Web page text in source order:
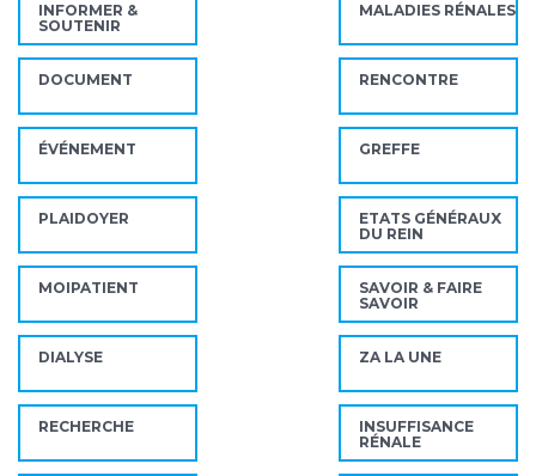
INFORMER &
SOUTENIR
MALADIES RÉNALES
DOCUMENT RENCONTRE
ÉVÉNEMENT GREFFE
PLAIDOYER
ETATS GÉNÉRAUX
DU REIN
MOIPATIENT
SAVOIR & FAIRE
SAVOIR
DIALYSE ZA LA UNE
RECHERCHE
INSUFFISANCE
RÉNALE